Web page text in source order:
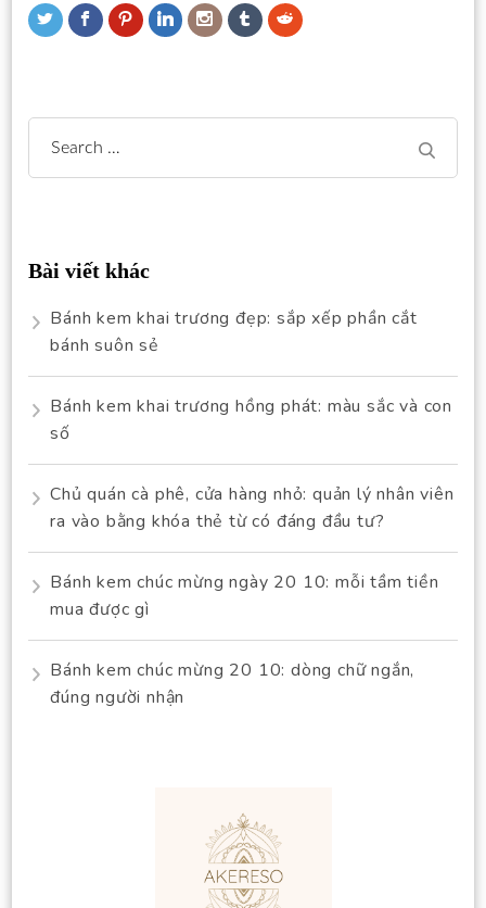
Search
for:
Bài viết khác
Bánh kem khai trương đẹp: sắp xếp phần cắt
bánh suôn sẻ
Bánh kem khai trương hồng phát: màu sắc và con
số
Chủ quán cà phê, cửa hàng nhỏ: quản lý nhân viên
ra vào bằng khóa thẻ từ có đáng đầu tư?
Bánh kem chúc mừng ngày 20 10: mỗi tầm tiền
mua được gì
Bánh kem chúc mừng 20 10: dòng chữ ngắn,
đúng người nhận